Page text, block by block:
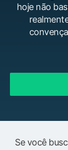
hoje não
Se você